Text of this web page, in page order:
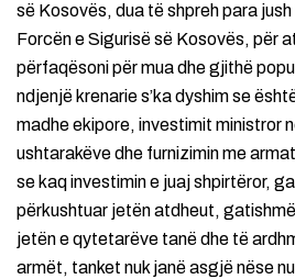
së Kosovës, dua të shpreh para
Forcën e Sigurisë së Kosovës, për
përfaqësoni për mua dhe gjithë
ndjenjë krenarie s’ka dyshim se
madhe ekipore, investimit ministror
ushtarakëve dhe furnizimin me
se kaq investimin e juaj shpirtëror,
përkushtuar jetën atdheut,
jetën e qytetarëve tanë dhe të
armët, tanket nuk janë asgjë nëse